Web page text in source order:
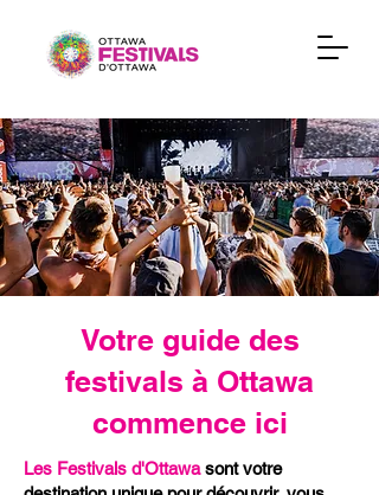
Votre guide des
festivals à Ottawa
commence ici
Les Festivals d'Ottawasont votre